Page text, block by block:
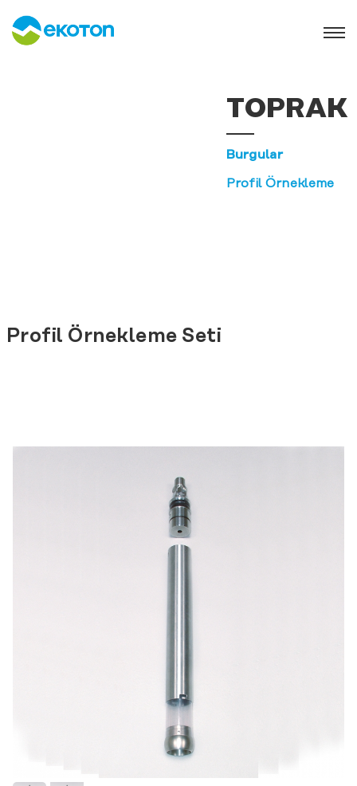
TOPRAK
Burgular
Profil Örnekleme
Profil Örnekleme Seti